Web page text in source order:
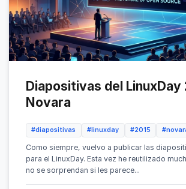
Diapositivas del LinuxDay
Novara
#diapositivas #linuxday #2015
Como siempre, vuelvo a publicar las
para el LinuxDay. Esta vez he reutilizado
no se sorprendan si les parece...